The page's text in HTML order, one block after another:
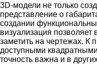
3D-модели не только
представление о
создании
визуализация
заметить на чертежах. К
доступными
точность важна и в